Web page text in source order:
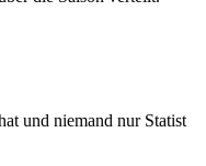
und niemand nur Statist